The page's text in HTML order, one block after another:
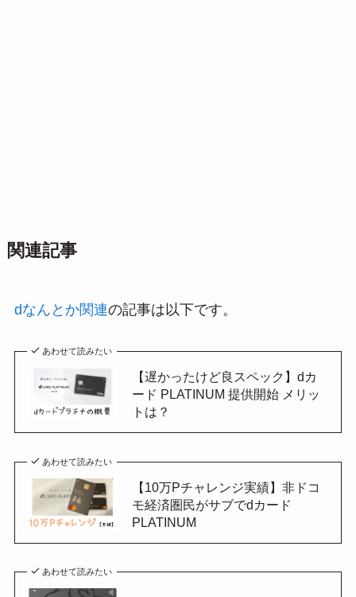
関連記事
dなんとか関連の記事は以下です。
あわせて読みたい
【遅かったけど良スペック】dカ
ード PLATINUM 提供開始 メリッ
トは？
あわせて読みたい
【10万Pチャレンジ実績】非ドコ
モ経済圏民がサブでdカード
PLATINUM
あわせて読みたい